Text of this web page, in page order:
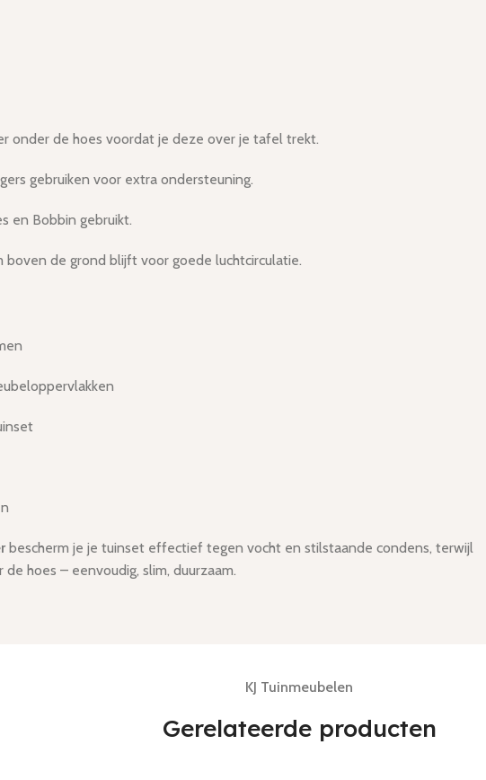
onder de hoes voordat je deze over je tafel trekt.
gebruiken voor extra ondersteuning.
en Bobbin gebruikt.
boven de grond blijft voor goede luchtcirculatie.
bescherm je je tuinset effectief tegen vocht en stilstaande condens, terwijl
hoes – eenvoudig, slim, duurzaam.
KJ Tuinmeubelen
Gerelateerde producten